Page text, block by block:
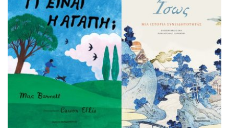
συναισθηματικά γι’ αυτά αντικείμενο, ο Πάολο δεν έχει
τίποτα. Εκτός από μια πορτοκαλί ομπρέλα.